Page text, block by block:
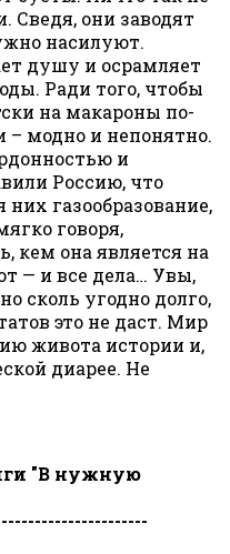
Сведя, они заводят
насилуют.
душу и осрамляет
Ради того, чтобы
на макароны по-
– модно и непонятно.
и
Россию, что
газообразование,
говоря,
кем она является на
— и все дела… Увы,
сколь угодно долго,
это не даст. Мир
живота истории и,
диарее. Не
"В нужную